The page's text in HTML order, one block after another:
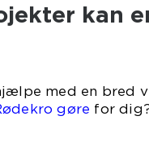
kan
med en bred
gøre for